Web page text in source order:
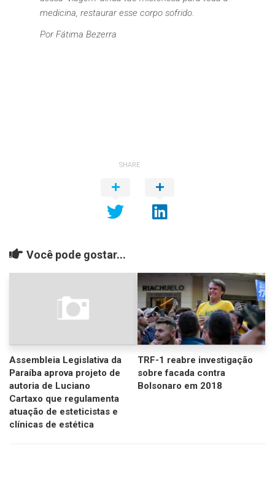
medicina, restaurar esse corpo sofrido.
Por Fátima Bezerra
SHARE
Você pode gostar...
Assembleia Legislativa da
Paraíba aprova projeto de
autoria de Luciano
Cartaxo que regulamenta
atuação de esteticistas e
clínicas de estética
TRF-1 reabre investigação
sobre facada contra
Bolsonaro em 2018